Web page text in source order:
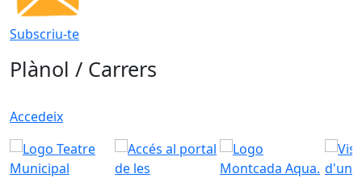
Subscriu-te
Plànol / Carrers
Accedeix